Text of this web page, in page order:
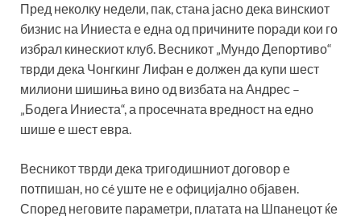
Пред неколку недели, пак, стана јасно дека винскиот
бизнис на Иниеста е една од причините поради кои го
избрал кинескиот клуб. Весникот „Мундо Депортиво“
тврди дека Чонгкинг Лифан е должен да купи шест
милиони шишиња вино од визбата на Андрес –
„Бодега Иниеста“, а просечната вредност на едно
шише е шест евра.
Весникот тврди дека тригодишниот договор е
потпишан, но сé уште не е официјално објавен.
Според неговите параметри, платата на Шпанецот ќе